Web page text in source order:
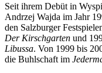
Seit ihrem Debüt in
Andrzej Wajda im Jahr
den Salzburger
Der Kirschgarten und
Libussa. Von 1999 bis
die Buhlschaft im